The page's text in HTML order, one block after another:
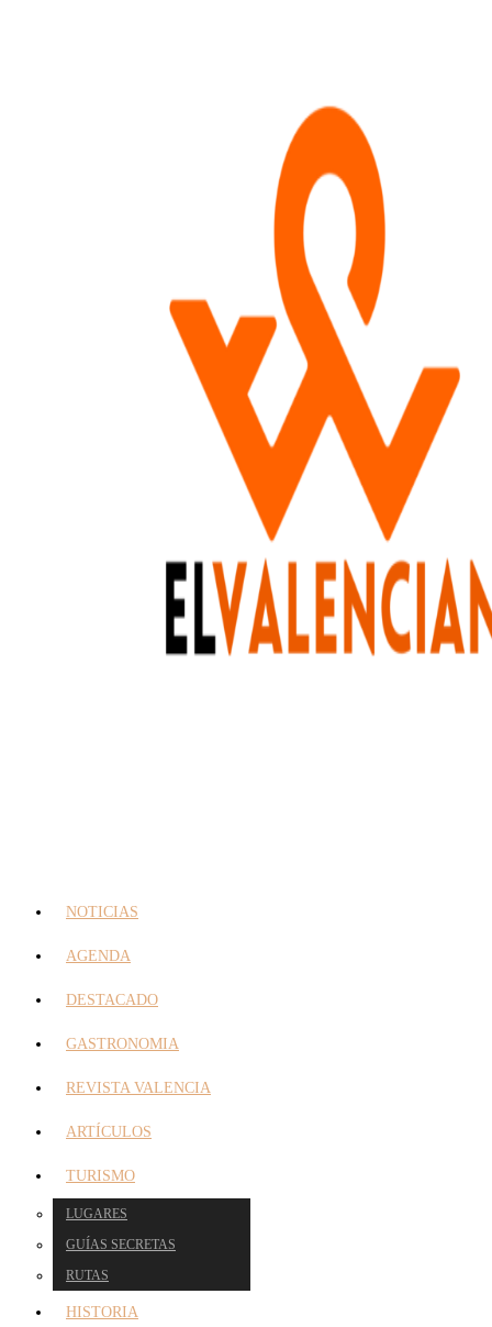
NOTICIAS
AGENDA
DESTACADO
GASTRONOMIA
REVISTA VALENCIA
ARTÍCULOS
TURISMO
LUGARES
GUÍAS SECRETAS
RUTAS
HISTORIA